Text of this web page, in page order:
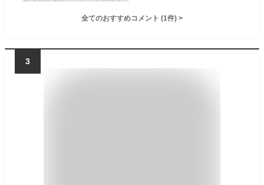
全てのおすすめコメント (1件) >
3